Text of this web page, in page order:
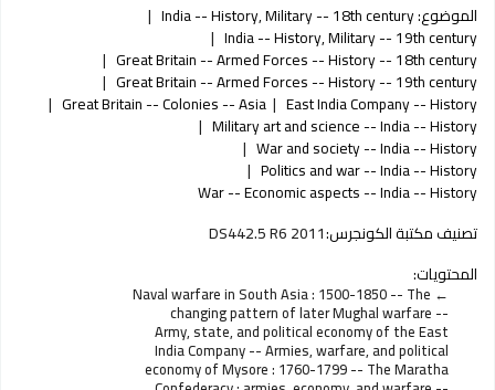
الموضوع:India -- History, Military -- 18th century
India -- History, Military -- 19th century
Great Britain -- Armed Forces -- History -- 18th century
Great Britain -- Armed Forces -- History -- 19th century
East India Company -- History
Great Britain -- Colonies -- Asia
Military art and science -- India -- History
War and society -- India -- History
Politics and war -- India -- History
War -- Economic aspects -- India -- History
تصنيف مكتبة الكونجرس:DS442.5 R6 2011
المحتويات:
Naval warfare in South Asia : 1500-1850 -- The
changing pattern of later Mughal warfare --
Army, state, and political economy of the East
India Company -- Armies, warfare, and political
economy of Mysore : 1760-1799 -- The Maratha